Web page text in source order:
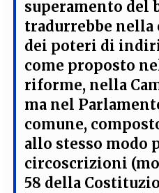
superamento del
tradurrebbe nella
dei poteri di
come proposto
riforme, nella
ma nel
comune,
allo stesso modo
circoscrizioni
58 della